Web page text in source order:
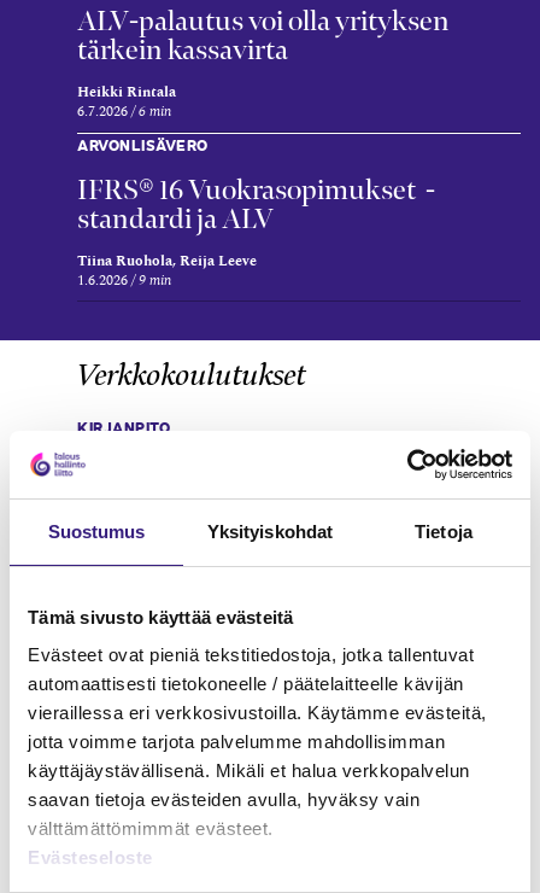
Suostumus Yksityiskohdat Tietoja
Tämä sivusto käyttää evästeitä
Evästeet ovat pieniä tekstitiedostoja, jotka tallentuvat
automaattisesti tietokoneelle / päätelaitteelle kävijän
vieraillessa eri verkkosivustoilla. Käytämme evästeitä,
jotta voimme tarjota palvelumme mahdollisimman
käyttäjäystävällisenä. Mikäli et halua verkkopalvelun
saavan tietoja evästeiden avulla, hyväksy vain
välttämättömimmät evästeet.
Evästeseloste
ALV-palautus voi olla yrityksen
tärkein kassavirta
Heikki Rintala
6.7.2026 6 min
ARVONLISÄVERO
IFRS® 16 Vuokrasopimukset -
standardi ja ALV
Tiina Ruohola, Reija Leeve
1.6.2026 9 min
Verkkokoulutukset
KIRJANPITO